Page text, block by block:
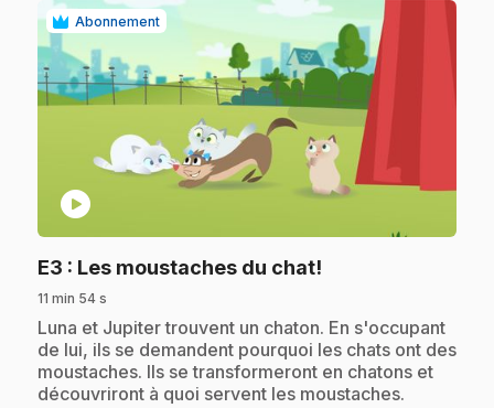
Abonnement
play_circle
E3 : Les moustaches du chat!
11 min 54 s
.Luna et Jupiter trouvent un chaton. En s'occupant
de lui, ils se demandent pourquoi les chats ont des
moustaches. Ils se transformeront en chatons et
découvriront à quoi servent les moustaches.